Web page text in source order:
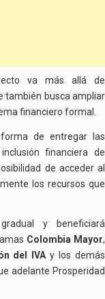
va más allá de
también busca ampliar
financiero formal.
de entregar las
financiera de
de acceder al
los recursos que
y beneficiará
Colombia Mayor,
del IVAy los demás
adelante Prosperidad